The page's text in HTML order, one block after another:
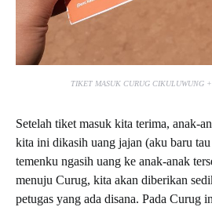
TIKET MASUK CURUG CIKULUWUNG +
Setelah tiket masuk kita terima, anak-
kita ini dikasih uang jajan (aku baru
temenku ngasih uang ke anak-anak
menuju Curug, kita akan diberikan
petugas yang ada disana. Pada Curug